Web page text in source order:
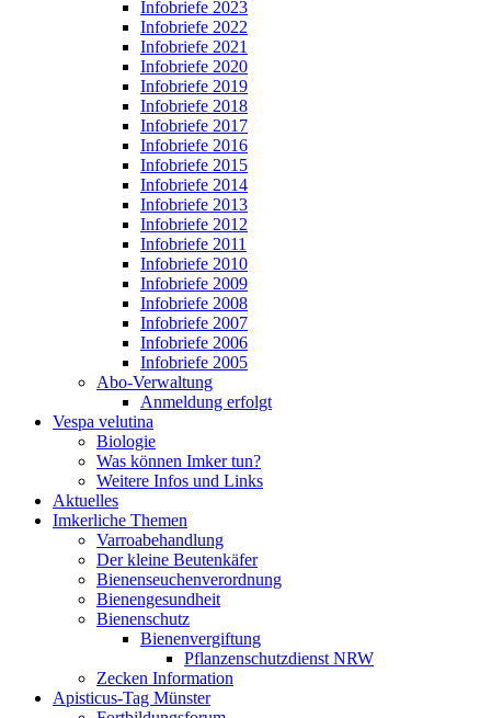
Infobriefe 2023
Infobriefe 2022
Infobriefe 2021
Infobriefe 2020
Infobriefe 2019
Infobriefe 2018
Infobriefe 2017
Infobriefe 2016
Infobriefe 2015
Infobriefe 2014
Infobriefe 2013
Infobriefe 2012
Infobriefe 2011
Infobriefe 2010
Infobriefe 2009
Infobriefe 2008
Infobriefe 2007
Infobriefe 2006
Infobriefe 2005
Abo-Verwaltung
Anmeldung erfolgt
Vespa velutina
Biologie
Was können Imker tun?
Weitere Infos und Links
Aktuelles
Imkerliche Themen
Varroabehandlung
Der kleine Beutenkäfer
Bienenseuchenverordnung
Bienengesundheit
Bienenschutz
Bienenvergiftung
Pflanzenschutzdienst NRW
Zecken Information
Apisticus-Tag Münster